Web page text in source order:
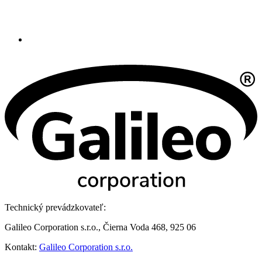
Technický prevádzkovateľ:
Galileo Corporation s.r.o., Čierna Voda 468, 925 06
Kontakt: Galileo Corporation s.r.o.